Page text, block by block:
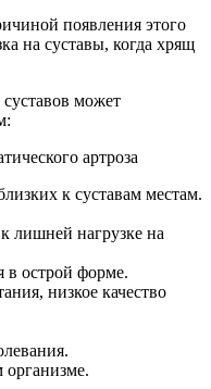
появления этого
на суставы, когда хрящ
может
к суставам местам.
лишней нагрузке на
в острой форме.
низкое качество
организме.